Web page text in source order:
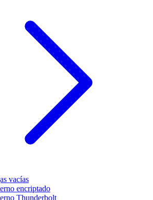
vacías
encriptado
Thunderbolt